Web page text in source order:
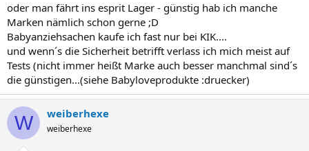
oder man fährt ins esprit Lager - günstig hab ich manche
Marken nämlich schon gerne ;D
Babyanziehsachen kaufe ich fast nur bei KIK....
und wenn´s die Sicherheit betrifft verlass ich mich meist auf
Tests (nicht immer heißt Marke auch besser manchmal sind´s
die günstigen...(siehe Babyloveprodukte :druecker)
W weiberhexe
weiberhexe